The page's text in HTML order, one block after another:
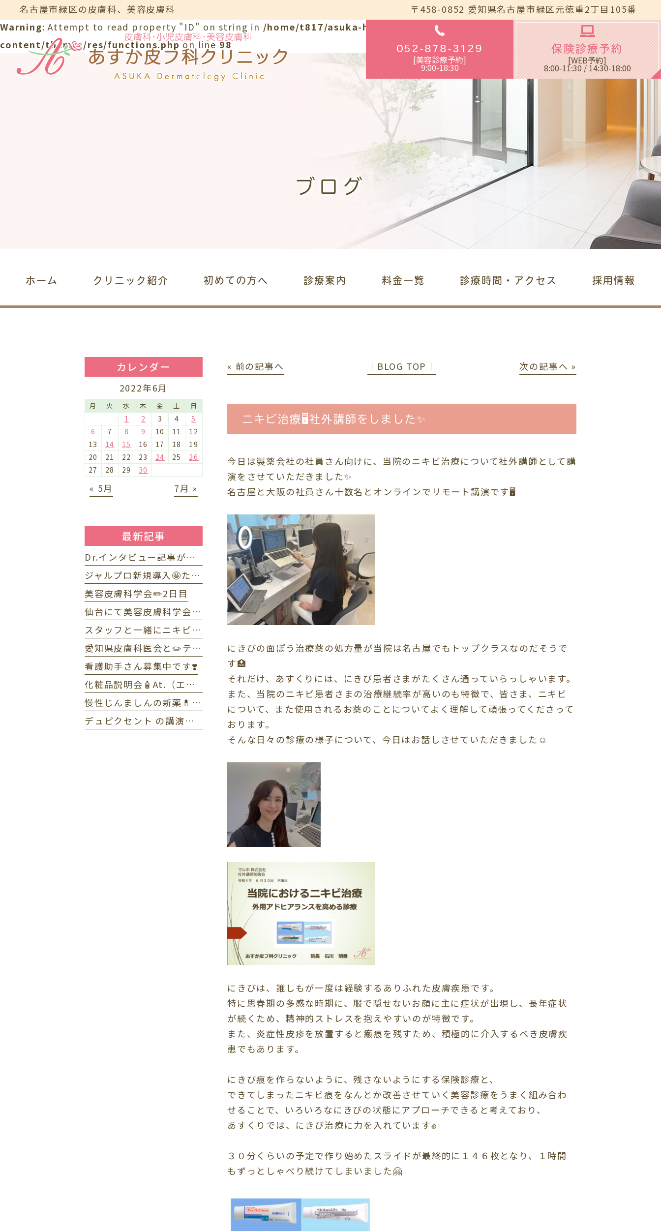
Warning: Attempt to read property "ID" on string in /home/t817/asuka-hifuka.com/public_html/wp-
content/themes/res/functions.phpon line98
名古屋市緑区の皮膚科、美容皮膚科 〒458-0852愛知県名古屋市緑区元徳重2丁目105番
052-878-3129
[美容診療予約]
9:00-18:30
保険診療予約
[WEB予約]
8:00-11:30 / 14:30-18:00
ブログ
ホーム クリニック紹介 初めての方へ 診療案内 料金一覧 診療時間・アクセス 採用情報
« 前の記事へ │BLOG TOP│ 次の記事へ »
ニキビ治療🖥社外講師をしました✨
今日は製薬会社の社員さん向けに、当院のニキビ治療について社外講師として講
演をさせていただきました✨
名古屋と大阪の社員さん十数名とオンラインでリモート講演です🖥
にきびの面ぽう治療薬の処方量が当院は名古屋でもトップクラスなのだそうで
す🏥
それだけ、あすくりには、にきび患者さまがたくさん通っていらっしゃいます。
また、当院のニキビ患者さまの治療継続率が高いのも特徴で、皆さま、ニキビ
について、また使用されるお薬のことについてよく理解して頑張ってくださって
おります。
そんな日々の診療の様子について、今日はお話しさせていただきました☺️
にきびは、誰しもが一度は経験するありふれた皮膚疾患です。
特に思春期の多感な時期に、服で隠せないお顔に主に症状が出現し、長年症状
が続くため、精神的ストレスを抱えやすいのが特徴です。
また、炎症性皮疹を放置すると瘢痕を残すため、積極的に介入するべき皮膚疾
患でもあります。
にきび痕を作らないように、残さないようにする保険診療と、
できてしまったニキビ痕をなんとか改善させていく美容診療をうまく組み合わ
せることで、いろいろなにきびの状態にアプローチできると考えており、
あすくりでは、にきび治療に力を入れています✊
３０分くらいの予定で作り始めたスライドが最終的に１４６枚となり、１時間
もずっとしゃべり続けてしまいました🤗
カレンダー
2022年6月
月 火 水 木 金 土 日
1 2 3 4
5
6
7 8 9 10 11
12
13
14 15 16 17 18
19
20
21 22 23 24 25
26
27
28 29 30
« 5月 7月 »
最新記事
Dr.インタビュー記事が掲載されました⭐️
ジャルプロ新規導入🤩たるみ改善に「ジャルプロ・スーパーハイドロ」💉目元のくま・小じわに「ジャルプロヤングアイ」👀
美容皮膚科学会✏️2日目
仙台にて美容皮膚科学会✏️1日目
スタッフと一緒にニキビWEBセミナーで配信しました☺️
愛知県皮膚科医会と✏️テニス部OB・OG会🎾
看護助手さん募集中です❣️
化粧品説明会🧴At.（エーティー）とゼオスキンヘルス
慢性じんましんの新薬💊ラプシド✏️全体MTG
デュピクセント の講演をしました🎤アトピー性皮膚炎